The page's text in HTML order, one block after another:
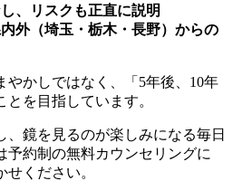
、リスクも正直に説明
外（埼玉・栃木・長野）からの
やかしではなく、「5年後、10年
を目指しています。
、鏡を見るのが楽しみになる毎日
予約制の無料カウンセリングに
ください。